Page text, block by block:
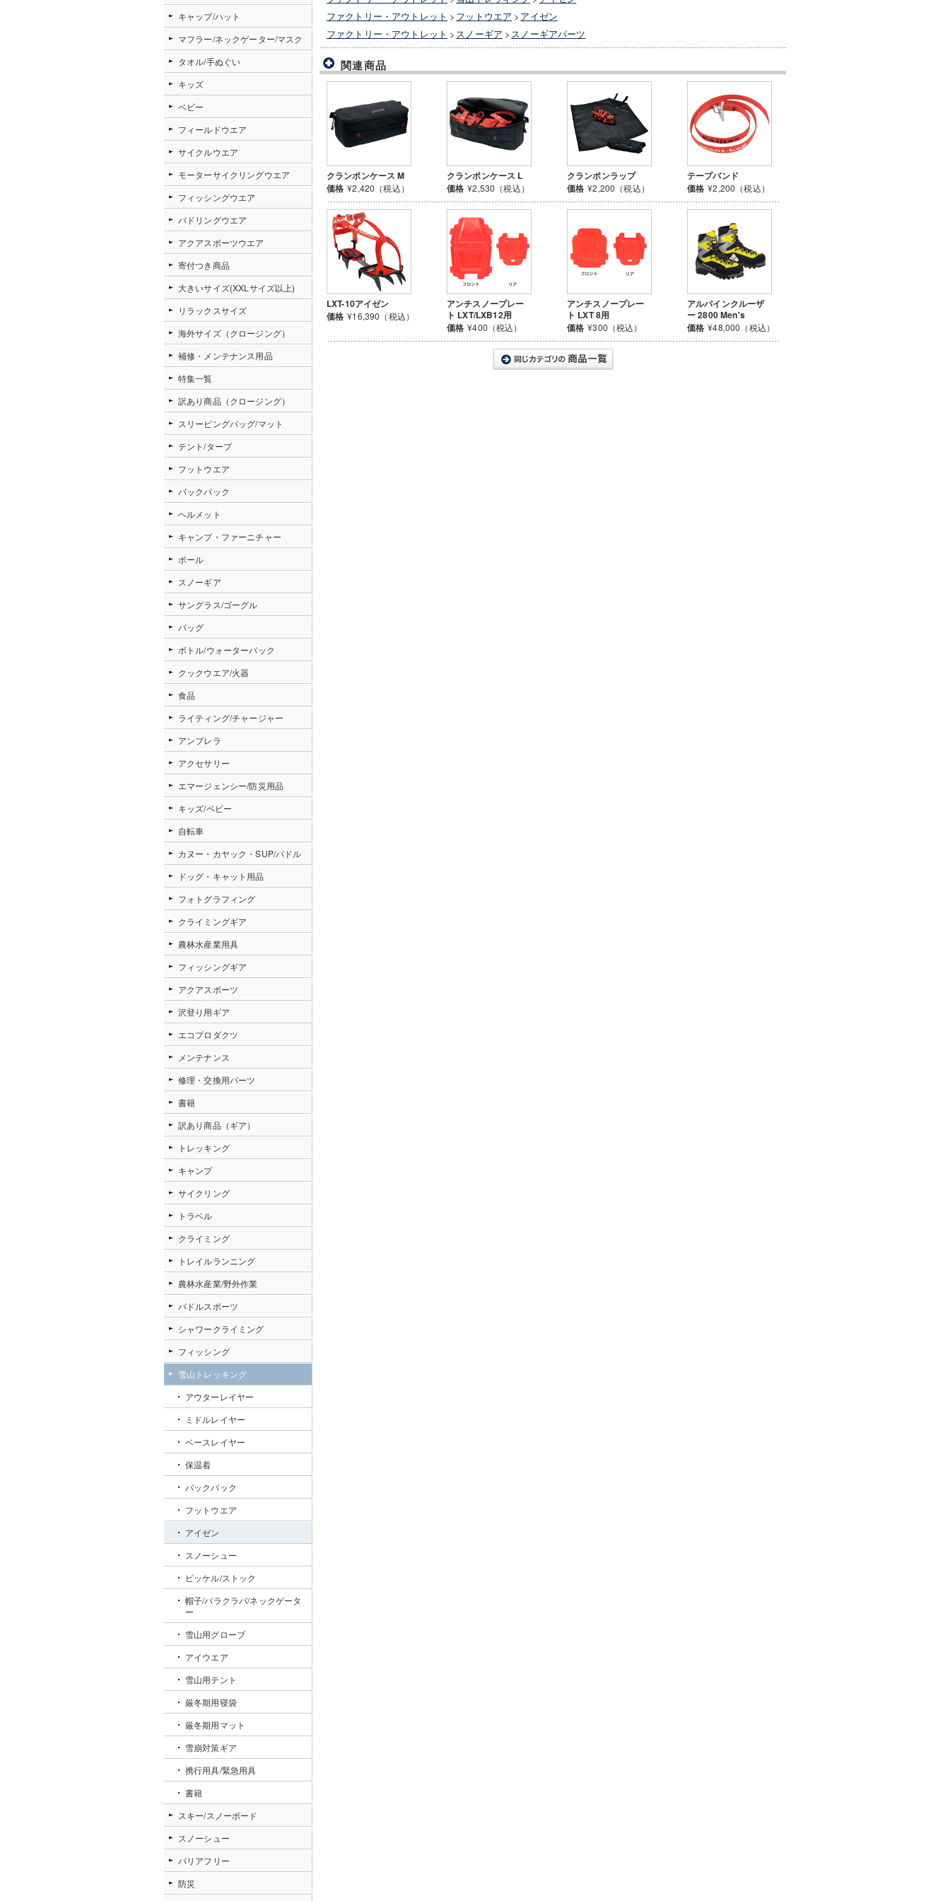
ファクトリー・アウトレット > フットウエア > アイゼン
ファクトリー・アウトレット > スノーギア > スノーギアパーツ
関連商品
クランポンケース M
価格 ¥2,420（税込）
クランポンケース L
価格 ¥2,530（税込）
クランポンラップ
価格 ¥2,200（税込）
テープバンド
価格 ¥2,200（税込）
LXT-10アイゼン
価格 ¥16,390（税込）
アンチスノープレー
ト LXT/LXB12用
価格 ¥400（税込）
アンチスノープレー
ト LXT 8用
価格 ¥300（税込）
アルパインクルーザ
ー 2800 Men's
価格 ¥48,000（税込）
キャップ/ハット
マフラー/ネックゲーター/マスク
タオル/手ぬぐい
キッズ
ベビー
フィールドウエア
サイクルウエア
モーターサイクリングウエア
フィッシングウエア
パドリングウエア
アクアスポーツウエア
寄付つき商品
大きいサイズ(XXLサイズ以上)
リラックスサイズ
海外サイズ（クロージング）
補修・メンテナンス用品
特集一覧
訳あり商品（クロージング）
スリーピングバッグ/マット
テント/タープ
フットウエア
バックパック
ヘルメット
キャンプ・ファーニチャー
ポール
スノーギア
サングラス/ゴーグル
バッグ
ボトル/ウォーターパック
クックウエア/火器
食品
ライティング/チャージャー
アンブレラ
アクセサリー
エマージェンシー/防災用品
キッズ/ベビー
自転車
カヌー・カヤック・SUP/パドル
ドッグ・キャット用品
フォトグラフィング
クライミングギア
農林水産業用具
フィッシングギア
アクアスポーツ
沢登り用ギア
エコプロダクツ
メンテナンス
修理・交換用パーツ
書籍
訳あり商品（ギア）
トレッキング
キャンプ
サイクリング
トラベル
クライミング
トレイルランニング
農林水産業/野外作業
パドルスポーツ
シャワークライミング
フィッシング
雪山トレッキング
アウターレイヤー
ミドルレイヤー
ベースレイヤー
保温着
バックパック
フットウエア
アイゼン
スノーシュー
ピッケル/ストック
帽子/バラクラバ/ネックゲータ
ー
雪山用グローブ
アイウエア
雪山用テント
厳冬期用寝袋
厳冬期用マット
雪崩対策ギア
携行用具/緊急用具
書籍
スキー/スノーボード
スノーシュー
バリアフリー
防災